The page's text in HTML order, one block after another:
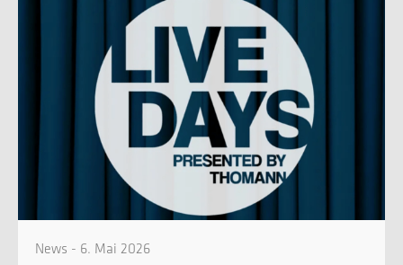
News - 6. Mai 2026